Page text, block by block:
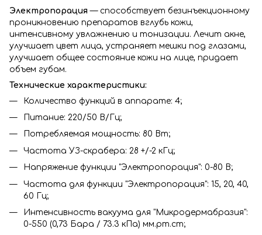
Электропорация— способствует безинъекционному
проникновению препаратов вглубь кожи,
интенсивному увлажнению и тонизации. Лечит акне,
улучшает цвет лица, устраняет мешки под глазами,
улучшает общее состояние кожи на лице, придает
объем губам.
Технические характеристики:
Количество функций в аппарате: 4;
Питание: 220/50 В/Гц;
Потребляемая мощность: 80 Вт;
Частота УЗ-скрабера: 28 +/-2 кГц;
Напряжение функции "Электропорация": 0-80 В;
Частота для функции "Электропорация": 15, 20, 40,
60 Гц;
Интенсивность вакуума для "Микродермабразия":
0-550 (0,73 Бара / 73.3 кПа) мм.рт.ст;